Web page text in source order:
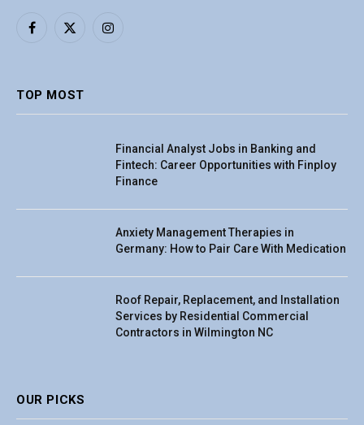
Facebook
X
Instagram
TOP MOST
Financial Analyst Jobs in Banking and
Fintech: Career Opportunities with Finploy
Finance
Anxiety Management Therapies in
Germany: How to Pair Care With Medication
Roof Repair, Replacement, and Installation
Services by Residential Commercial
Contractors in Wilmington NC
OUR PICKS